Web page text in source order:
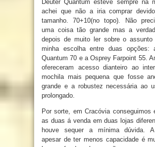
Deuter Quantum esteve sempre na
achei que não a iria comprar
tamanho. 70+10(no topo). Não
uma coisa tão grande mas a
depois de muito ler sobre o assunto
minha escolha entre duas opções:
Quantum 70 e a Osprey Farpoint 55.
ofereceram acesso dianteiro ao
mochila mais pequena que fosse
grande e a robustez necessária ao
prolongado.
Por sorte, em Cracóvia conseguimos
as duas á venda em duas lojas
houve sequer a mínima dúvida.
apesar de ter menos capacidade é